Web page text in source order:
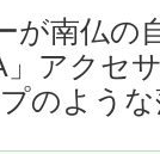
が南仏の
アクセ
のよう